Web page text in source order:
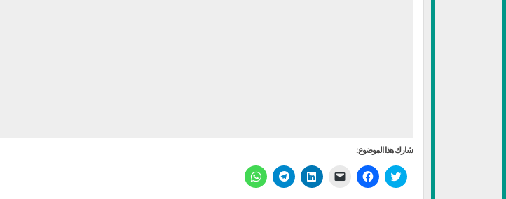
شارك هذا الموضوع:
اضغط
للمشاركة
انقر
للمشاركة
النقر
لإرسال
اضغط
لتشارك
انقر
للمشاركة
انقر
للمشاركة